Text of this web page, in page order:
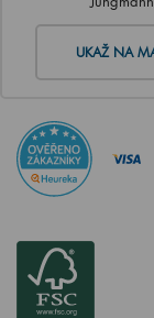
UKAŽ NA